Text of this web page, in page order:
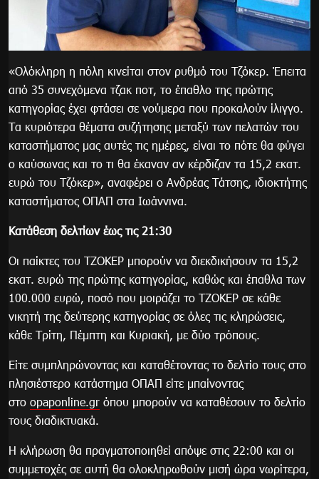
«Ολόκληρη η πόλη κινείται στον ρυθμό του Τζόκερ. Έπειτα
από 35 συνεχόμενα τζακ ποτ, το έπαθλο της πρώτης
κατηγορίας έχει φτάσει σε νούμερα που προκαλούν ίλιγγο.
Τα κυριότερα θέματα συζήτησης μεταξύ των πελατών του
καταστήματος μας αυτές τις ημέρες, είναι το πότε θα φύγει
ο καύσωνας και το τι θα έκαναν αν κέρδιζαν τα 15,2 εκατ.
ευρώ του Τζόκερ», αναφέρει ο Ανδρέας Τάτσης, ιδιοκτήτης
καταστήματος ΟΠΑΠ στα Ιωάννινα.
Κατάθεση δελτίων έως τις 21:30
Οι παίκτες του ΤΖΟΚΕΡ μπορούν να διεκδικήσουν τα 15,2
εκατ. ευρώ της πρώτης κατηγορίας, καθώς και έπαθλα των
100.000 ευρώ, ποσό που μοιράζει το ΤΖΟΚΕΡ σε κάθε
νικητή της δεύτερης κατηγορίας σε όλες τις κληρώσεις,
κάθε Τρίτη, Πέμπτη και Κυριακή, με δύο τρόπους.
Είτε συμπληρώνοντας και καταθέτοντας το δελτίο τους στο
πλησιέστερο κατάστημα ΟΠΑΠ είτε μπαίνοντας
στο opaponline.gr όπου μπορούν να καταθέσουν το δελτίο
τους διαδικτυακά.
Η κλήρωση θα πραγματοποιηθεί απόψε στις 22:00 και οι
συμμετοχές σε αυτή θα ολοκληρωθούν μισή ώρα νωρίτερα,